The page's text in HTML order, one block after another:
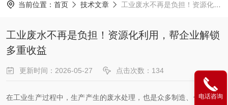
当前位置： 首页 技术文章 工业废水不再是负担！资源化利用，帮企业解锁多重收益
工业废水不再是负担！资源化利用，帮企业解锁
多重收益
更新时间：2026-05-27 点击次数：134
在工业生产过程中，生产产生的废水处理，也是众多制造、化工、工
电话咨询